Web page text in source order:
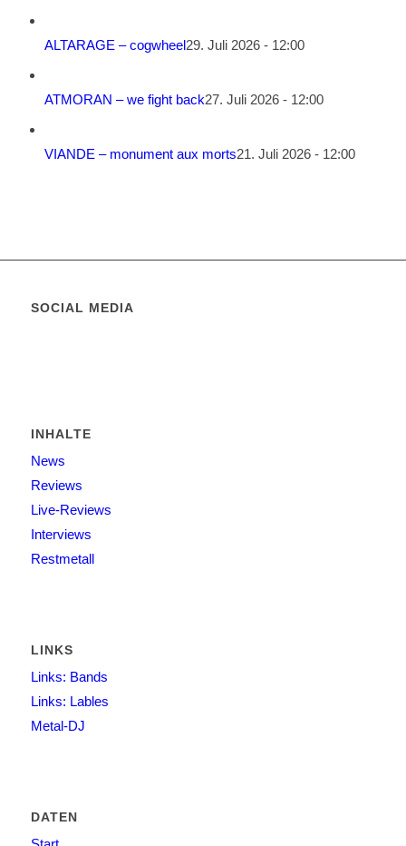
ALTARAGE – cogwheel29. Juli 2026 - 12:00
ATMORAN – we fight back27. Juli 2026 - 12:00
VIANDE – monument aux morts21. Juli 2026 - 12:00
SOCIAL MEDIA
INHALTE
News
Reviews
Live-Reviews
Interviews
Restmetall
LINKS
Links: Bands
Links: Lables
Metal-DJ
DATEN